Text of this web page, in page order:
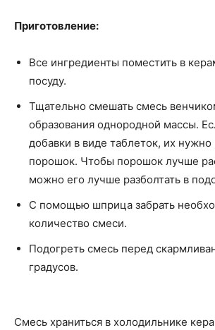
Приготовление:
Все ингредиенты поместить в
посуду.
Тщательно смешать смесь
образования однородной массы.
добавки в виде таблеток, их нужно
порошок. Чтобы порошок лучше
можно его лучше разболтать в
С помощью шприца забрать
количество смеси.
Подогреть смесь перед
градусов.
Смесь храниться в холодильнике